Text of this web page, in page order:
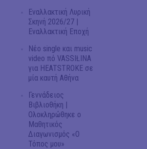
Εναλλακτική Λυρική
Σκηνή 2026/27 |
Εναλλακτική Εποχή
Νέο single και music
video πό VASSIŁINA
για HEATSTROKE σε
μία καυτή Αθήνα
Γεννάδειος
Βιβλιοθήκη |
Ολοκληρώθηκε ο
Μαθητικός
Διαγωνισμός «Ο
Τόπος μου»